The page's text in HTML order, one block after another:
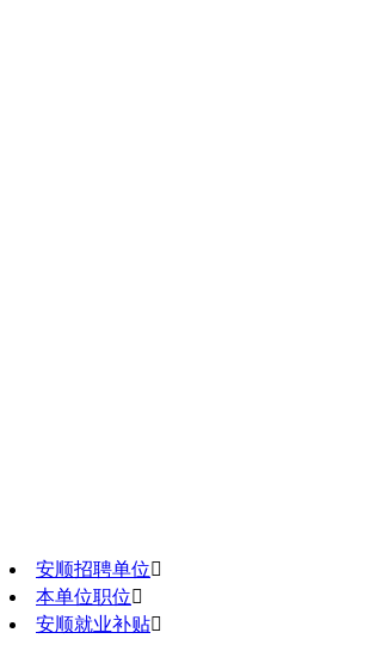
安顺招聘单位
本单位职位
安顺就业补贴